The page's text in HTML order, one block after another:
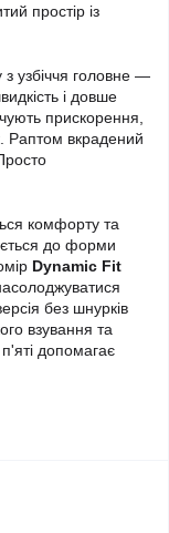
простір із
з узбіччя головне —
і довше
прискорення,
Раптом вкрадений
комфорту та
до форми
Dynamic Fit
без шнурків
взування та
допомагає